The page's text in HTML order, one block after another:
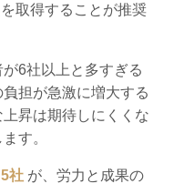
取得することが推奨
6社以上と多すぎる
担が急激に増大する
昇は期待しにくくな
す。
社 が、労力と成果の